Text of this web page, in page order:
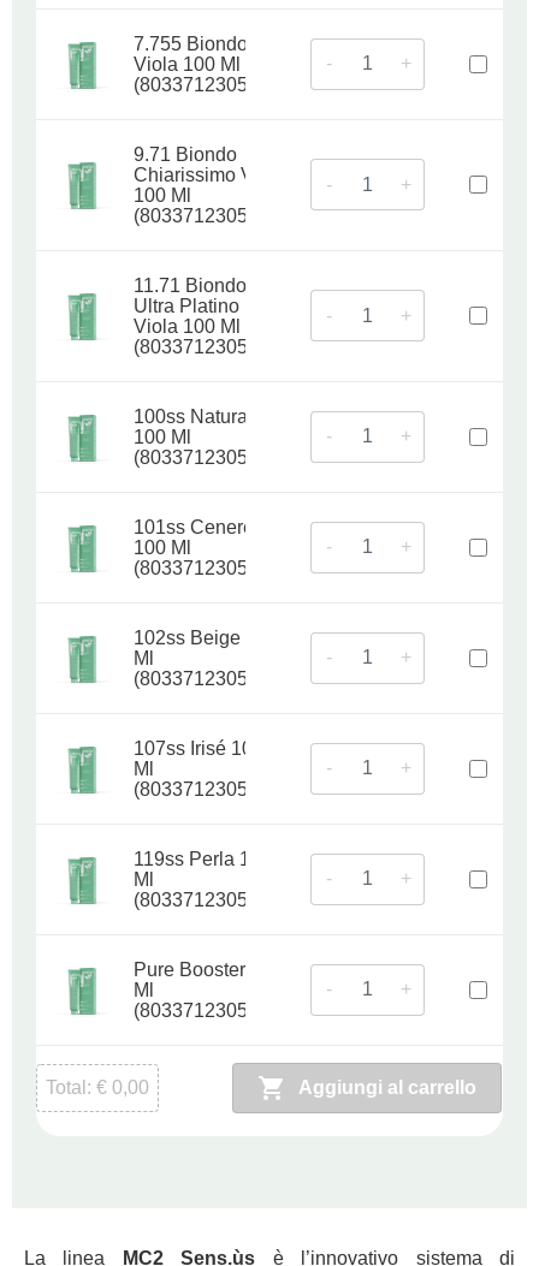
7.755 Biondo
Viola 100 Ml
(8033712305295)
- +
9.71 Biondo
Chiarissimo Viola
100 Ml
(8033712305301)
- +
11.71 Biondo
Ultra Platino
Viola 100 Ml
(8033712305318)
- +
100ss Naturale
100 Ml
(8033712305363)
- +
101ss Cenere
100 Ml
(8033712305370)
- +
102ss Beige 100
Ml
(8033712305387)
- +
107ss Irisé 100
Ml
(8033712305394)
- +
119ss Perla 100
Ml
(8033712305400)
- +
Pure Booster 100
Ml
(8033712305448)
- +
Total: € 0,00 Aggiungi al carrello
La linea MC2 Sens.ùs è l’innovativo sistema di